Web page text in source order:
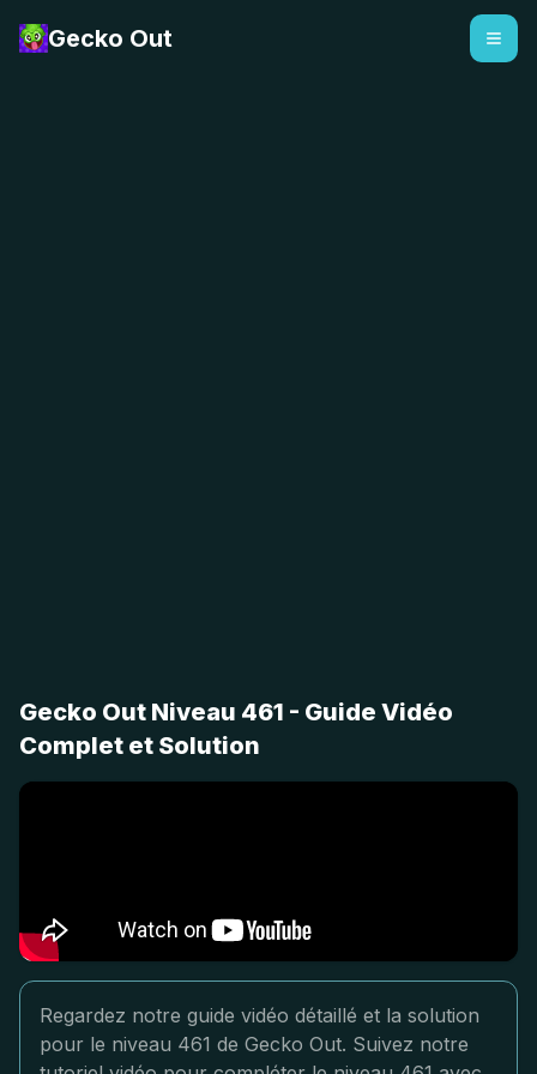
Gecko Out
Gecko Out Niveau 461 - Guide Vidéo
Complet et Solution
Regardez notre guide vidéo détaillé et la solution
pour le niveau 461 de Gecko Out. Suivez notre